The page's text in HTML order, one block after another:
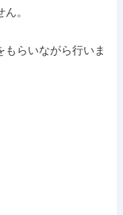
。
もらいながら行いま